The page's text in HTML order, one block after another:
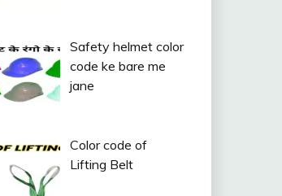
Safety helmet color
code ke bare me
jane
Color code of
Lifting Belt